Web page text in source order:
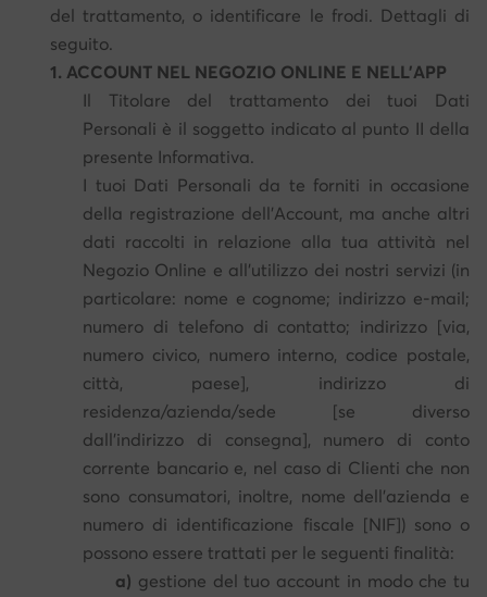
del trattamento, o identificare le frodi. Dettagli di
seguito.
1. ACCOUNT NEL NEGOZIO ONLINE E NELL’APP
Il Titolare del trattamento dei tuoi Dati
Personali è il soggetto indicato al punto II della
presente Informativa.
I tuoi Dati Personali da te forniti in occasione
della registrazione dell'Account, ma anche altri
dati raccolti in relazione alla tua attività nel
Negozio Online e all'utilizzo dei nostri servizi (in
particolare: nome e cognome; indirizzo e-mail;
numero di telefono di contatto; indirizzo [via,
numero civico, numero interno, codice postale,
città, paese], indirizzo di
residenza/azienda/sede [se diverso
dall'indirizzo di consegna], numero di conto
corrente bancario e, nel caso di Clienti che non
sono consumatori, inoltre, nome dell'azienda e
numero di identificazione fiscale [NIF]) sono o
possono essere trattati per le seguenti finalità:
a) gestione del tuo account in modo che tu